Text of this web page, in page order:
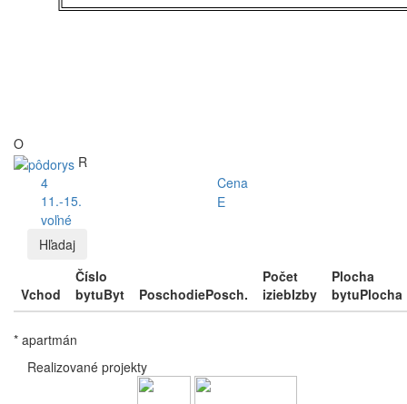
O
R
4
Cena
11.-15.
E
voľné
Hľadaj
Vchod
Číslo
bytuByt PoschodiePosch.
Počet
iziebIzby
Plocha
bytuPlocha
* apartmán
Realizované projekty